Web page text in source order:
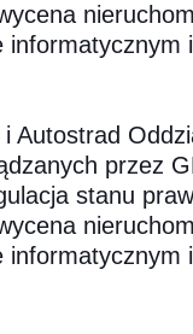
przez
stanu